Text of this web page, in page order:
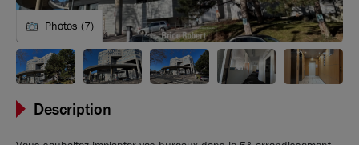
Photos (7)
Description